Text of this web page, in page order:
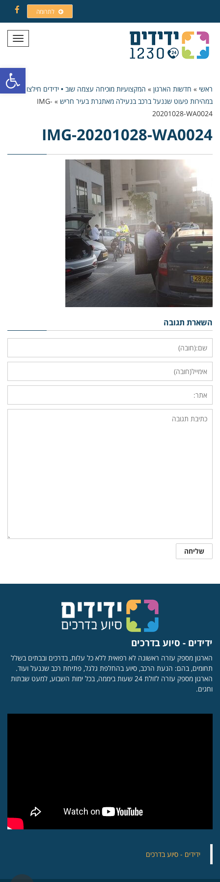
פתח
לתרומה
תפריט
ראשי » חדשות הארגון » המקצועיות מוכיחה עצמה שוב • ידידים חילצו
במהירות פעוט שננעל ברכב בנעילה מאתגרת בעיר חריש »
IMG-
20201028-WA0024
IMG-20201028-WA0024
השארת תגובה
ידידים - סיוע בדרכים
הארגון מספק עזרה ראשונה לא רפואית ללא כל עלות, בדרכים ובבתים בשלל
תחומים, בהם: הנעת הרכב, סיוע בהחלפת גלגל, פתיחת רכב שננעל ועוד.
הארגון מספק עזרה לזולת 24 שעות ביממה, בכל ימות השבוע, למעט שבתות
וחגים.
‏ידידים - סיוע בדרכים